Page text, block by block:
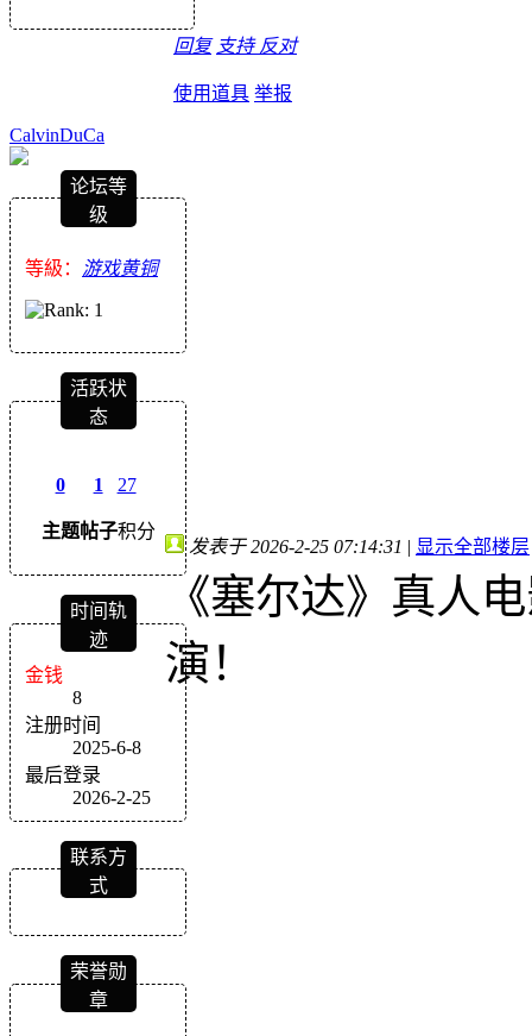
回复 支持 反对
使用道具 举报
CalvinDuCa
论坛等
级
等級： 游戏黄铜
活跃状
态
0
主题
1
帖子
27
积分
时间轨
迹
金钱
8
注册时间
2025-6-8
最后登录
2026-2-25
联系方
式
荣誉勋
章
发表于 2026-2-25 07:14:31 | 显示全部楼层
《塞尔达》真人
演！